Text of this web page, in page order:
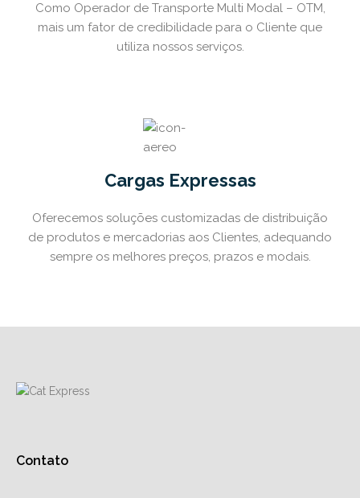
Como Operador de Transporte Multi Modal – OTM,
mais um fator de credibilidade para o Cliente que
utiliza nossos serviços.
Cargas Expressas
Oferecemos soluções customizadas de distribuição
de produtos e mercadorias aos Clientes, adequando
sempre os melhores preços, prazos e modais.
Contato